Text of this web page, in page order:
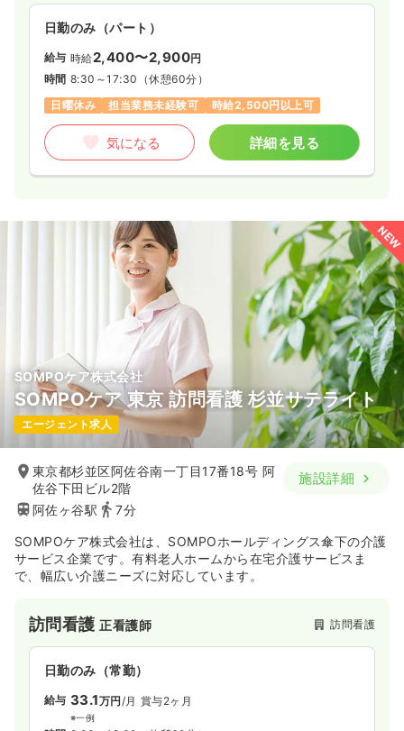
日勤のみ（パート）
給与 時給2,400〜2,900円
時間 8:30～17:30 （休憩60分）
日曜休み
担当業務未経験可 時給2,500円以上可
気になる 詳細を見る
NEW
SOMPOケア株式会社
SOMPOケア 東京 訪問看護 杉並サテライト
エージェント求人
東京都杉並区阿佐谷南一丁目17番18号 阿
佐谷下田ビル2階
阿佐ヶ谷駅
7分
施設詳細
SOMPOケア株式会社は、SOMPOホールディングス傘下の介護
サービス企業です。有料老人ホームから在宅介護サービスま
で、幅広い介護ニーズに対応しています。
訪問看護正看護師 訪問看護
日勤のみ（常勤）
給与 33.1万円/月 賞与2ヶ月
※一例